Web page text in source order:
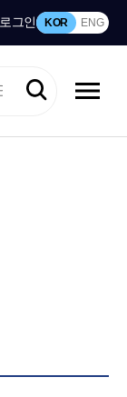
로그인 KOR ENG